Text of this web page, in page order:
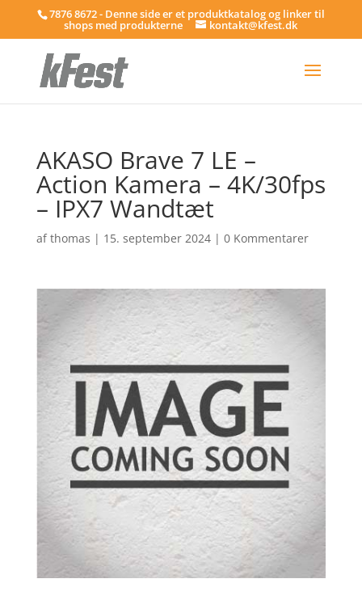
7876 8672 - Denne side er et produktkatalog og linker til
shops med produkterne kontakt@kfest.dk
AKASO Brave 7 LE –
Action Kamera – 4K/30fps
– IPX7 Wandtæt
afthomas | 15. september 2024| 0 Kommentarer